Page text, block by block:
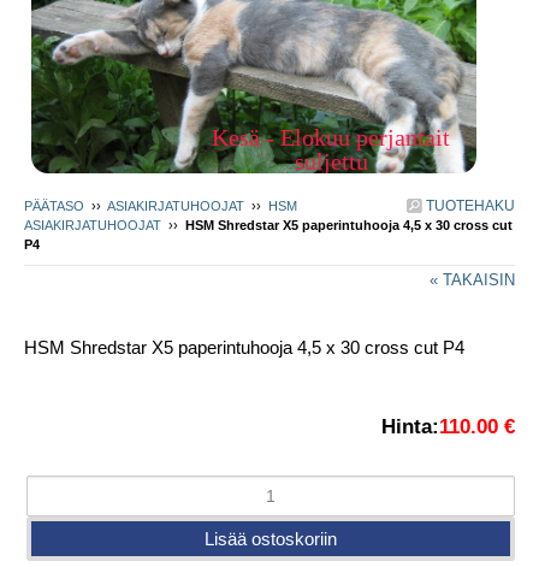
Kesä - Elokuu perjantait
suljettu
TUOTEHAKU
PÄÄTASO ›› ASIAKIRJATUHOOJAT ›› HSM
ASIAKIRJATUHOOJAT ›› HSM Shredstar X5 paperintuhooja 4,5 x 30 cross cut
P4
« TAKAISIN
HSM Shredstar X5 paperintuhooja 4,5 x 30 cross cut P4
Hinta:110.00 €